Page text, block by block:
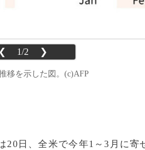
❮ 1/2 ❯
移を示した図。(c)AFP
20日、全米で今年1～3月に寄